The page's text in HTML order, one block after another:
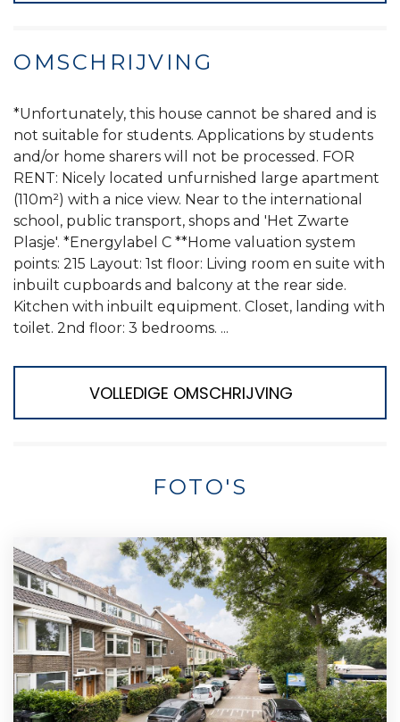
OMSCHRIJVING
*Unfortunately, this house cannot be shared and is
not suitable for students. Applications by students
and/or home sharers will not be processed. FOR
RENT: Nicely located unfurnished large apartment
(110m²) with a nice view. Near to the international
school, public transport, shops and 'Het Zwarte
Plasje'. *Energylabel C **Home valuation system
points: 215 Layout: 1st floor: Living room en suite with
inbuilt cupboards and balcony at the rear side.
Kitchen with inbuilt equipment. Closet, landing with
toilet. 2nd floor: 3 bedrooms. ...
VOLLEDIGE OMSCHRIJVING
FOTO'S